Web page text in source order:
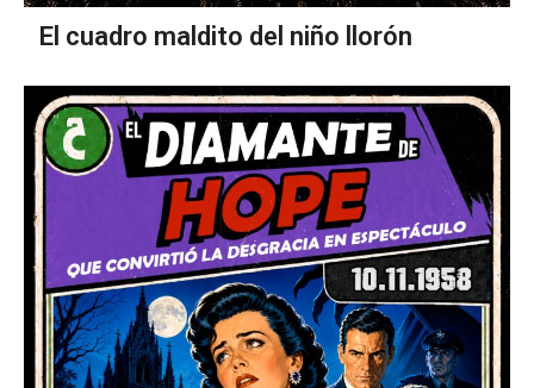
El cuadro maldito del niño llorón